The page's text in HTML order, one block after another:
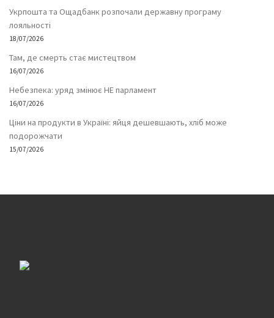
Укрпошта та Ощадбанк розпочали державну програму
лояльності
18/07/2026
Там, де смерть стає мистецтвом
16/07/2026
Небезпека: уряд змінює НЕ парламент
16/07/2026
Ціни на продукти в Україні: яйця дешевшають, хліб може
подорожчати
15/07/2026